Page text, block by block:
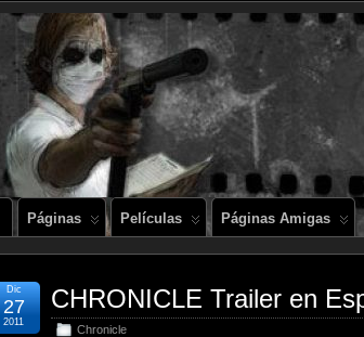
Páginas Películas Páginas Amigas
CHRONICLE Trailer en
Chronicle
Dic
27
2011